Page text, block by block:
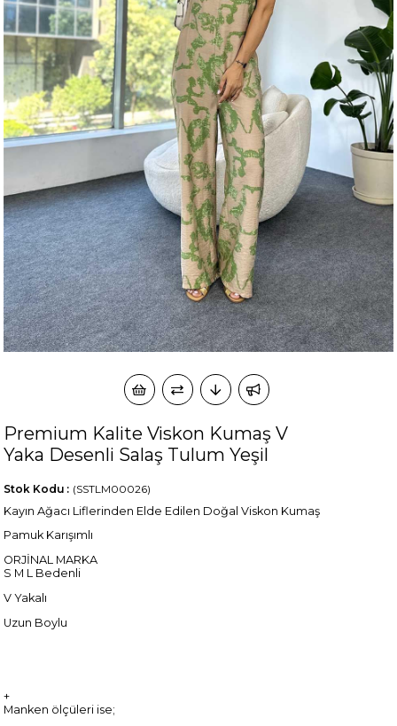
Premium Kalite Viskon Kumaş V
Yaka Desenli Salaş Tulum Yeşil
(SSTLM00026)
Stok Kodu
Kayın Ağacı Liflerinden Elde Edilen Doğal Viskon Kumaş
Pamuk Karışımlı
ORJİNAL MARKA
S M L Bedenli
V Yakalı
Uzun Boylu
+
Manken ölçüleri ise;
okudum onay veriyorum.
Paylaştığım bilgilerinKVKK kapsamında tarafınızca korunmasını, sms ve
WhatsApp üzerinden bilgilendirmeleri almayı
kabul ediyorum.
Çevir Kazan